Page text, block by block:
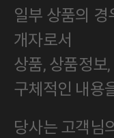
일부 상품의
개자로서
상품, 상품정보
구체적인 내용
당사는 고객님